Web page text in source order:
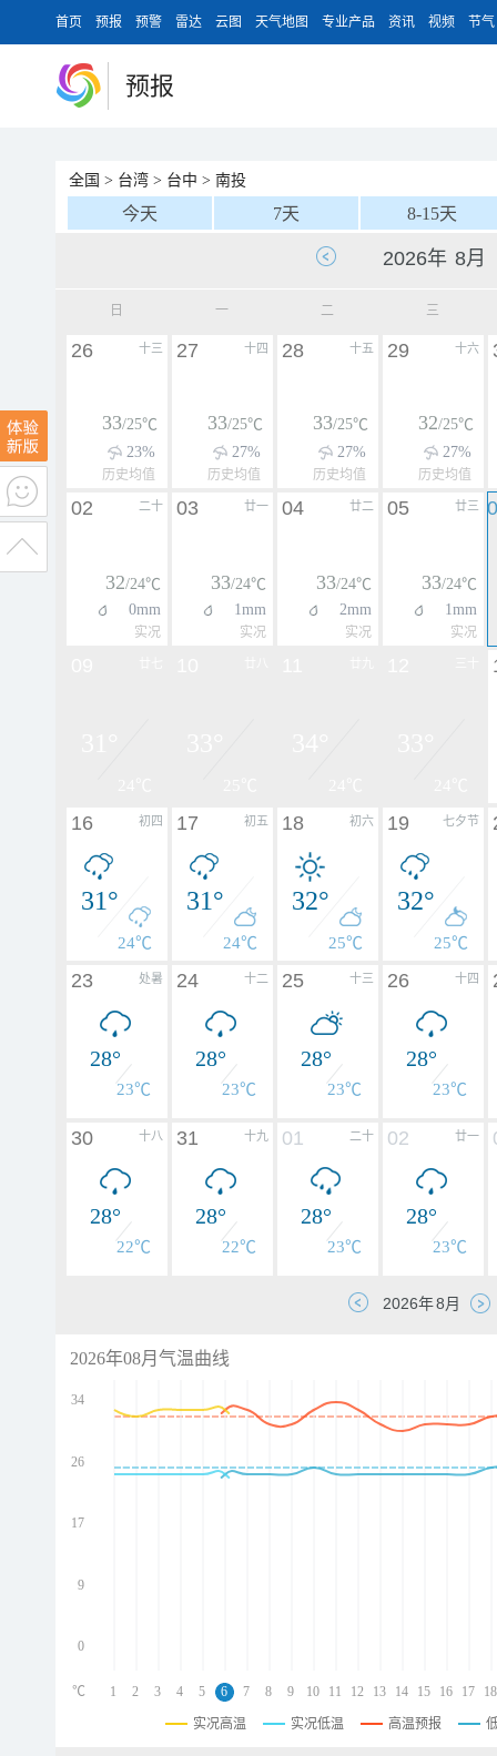
首页 预报 预警 雷达 云图 天气地图 专业产品 资讯 视频 节气
预报
全国 > 台湾 > 台中 > 南投
今天 7天 8-15天
日 一 二 三
十三
26
33/25℃
23%
历史均值
十四
27
33/25℃
27%
历史均值
十五
28
33/25℃
27%
历史均值
十六
29
32/25℃
27%
历史均值
二十
02
32/24℃
0mm
实况
廿一
03
33/24℃
1mm
实况
廿二
04
33/24℃
2mm
实况
廿三
05
33/24℃
1mm
实况
初四
16
31°
24℃
初五
17
31°
24℃
初六
18
32°
25℃
七夕节
19
32°
25℃
处暑
23
28°
23℃
十二
24
28°
23℃
十三
25
28°
23℃
十四
26
28°
23℃
十八
30
28°
22℃
十九
31
28°
22℃
二十
01
28°
23℃
廿一
02
28°
23℃
2026年08月气温曲线
34
26
17
9
0
1 2 3 4 5 6 7 8 9 10 11 12 13 14 15 16 17 18
℃
实况高温 实况低温 高温预报